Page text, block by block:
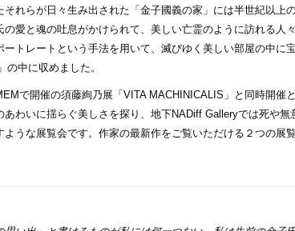
それらが日々生み出された「金子國義の家」には半世紀以上
の愛と魂の吐息がかけられて、美しい亡霊のように訪れる人
ートレートという手法を用いて、滅びゆく美しい部屋の中
の中に収めました。
で開催の須藤絢乃展「VITA MACHINICALIS」と同時開
あわいに揺らぐ美しさを探り、地下NADiff Galleryでは死や
うな展覧会です。作家の最新作をご覧いただける２つの展